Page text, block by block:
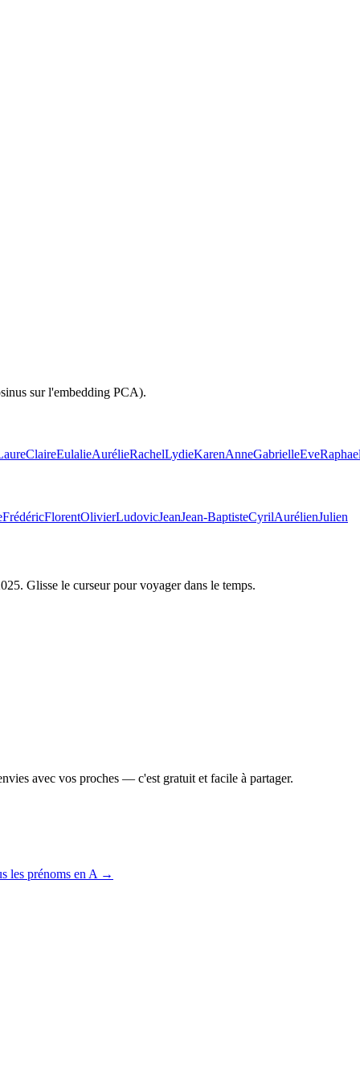
sur l'embedding PCA).
ClaireEulalieAurélieRachelLydieKarenAnneGabrielleEve
FrédéricFlorentOlivierLudovicJeanJean-BaptisteCyrilAurélienJulien
. Glisse le curseur pour voyager dans le temps.
avec vos proches — c'est gratuit et facile à partager.
les prénoms en A →